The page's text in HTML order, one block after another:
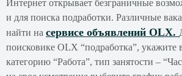
Интернет открывает безграничные
и для поиска подработки. Различные
найти на сервисе объявлений OLX.
поисковике OLX “подработка”, укажите
категорию “Работа”, тип занятости –